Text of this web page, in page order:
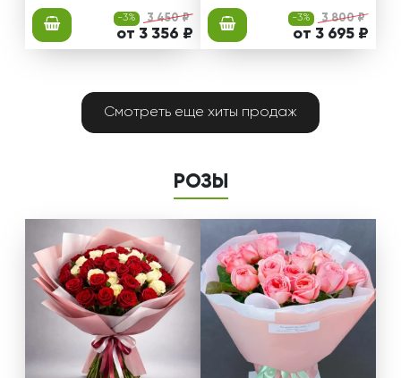
-3% 3 450 ₽
от 3 356 ₽
-3% 3 800 ₽
от 3 695 ₽
Смотреть еще хиты продаж
РОЗЫ